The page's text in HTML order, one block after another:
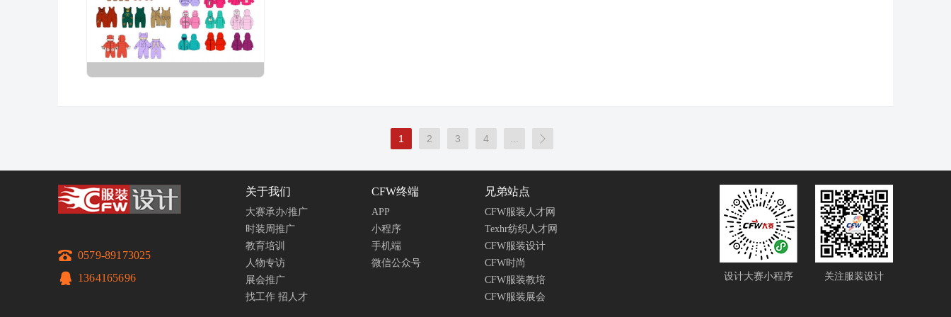
1 2 3 4 ... 
0579-89173025
1364165696
设计大赛小程序 关注服装设计
关于我们
大赛承办/推广
时装周推广
教育培训
人物专访
展会推广
找工作 招人才
CFW终端
APP
小程序
手机端
微信公众号
兄弟站点
CFW服装人才网
Texhr纺织人才网
CFW服装设计
CFW时尚
CFW服装教培
CFW服装展会